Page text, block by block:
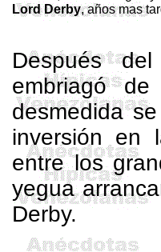
Lord Derby, años mas
Después
embriagó
desmedida
inversión en
entre los
yegua
Derby.